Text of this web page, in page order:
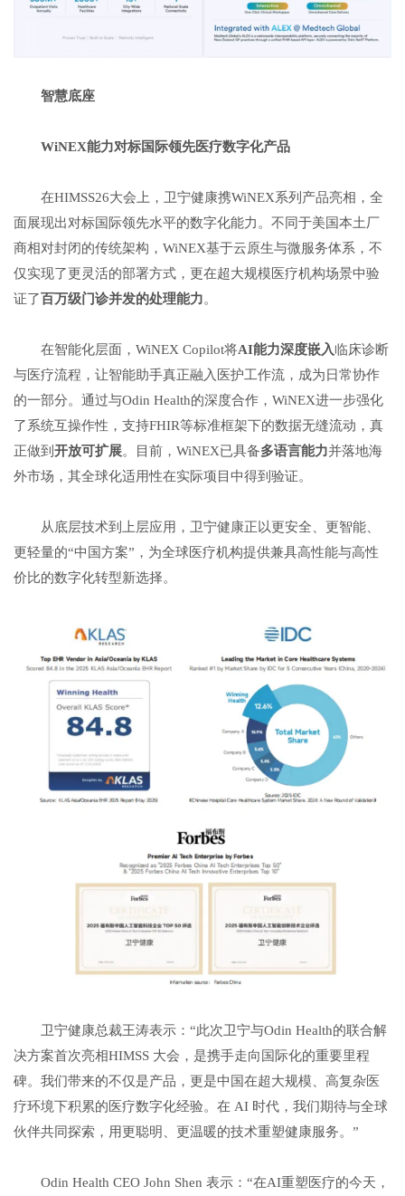
智慧底座
WiNEX能力对标国际领先医疗数字化产品
在HIMSS26大会上，卫宁健康携WiNEX系列产品亮相，全
面展现出对标国际领先水平的数字化能力。不同于美国本土厂
商相对封闭的传统架构，WiNEX基于云原生与微服务体系，不
仅实现了更灵活的部署方式，更在超大规模医疗机构场景中验
证了百万级门诊并发的处理能力。
在智能化层面，WiNEX Copilot将AI能力深度嵌入临床诊断
与医疗流程，让智能助手真正融入医护工作流，成为日常协作
的一部分。通过与Odin Health的深度合作，WiNEX进一步强化
了系统互操作性，支持FHIR等标准框架下的数据无缝流动，真
正做到 开放可扩展。目前，WiNEX已具备多语言能力并落地海
外市场，其全球化适用性在实际项目中得到验证。
从底层技术到上层应用，卫宁健康正以更安全、更智能、
更轻量的“中国方案”，为全球医疗机构提供兼具高性能与高性
价比的数字化转型新选择。
卫宁健康总裁王涛表示：“此次卫宁与Odin Health的联合解
决方案首次亮相HIMSS 大会，是携手走向国际化的重要里程
碑。我们带来的不仅是产品，更是中国在超大规模、高复杂医
疗环境下积累的医疗数字化经验。在 AI 时代，我们期待与全球
伙伴共同探索，用更聪明、更温暖的技术重塑健康服务。”
Odin Health CEO John Shen 表示：“在AI重塑医疗的今天，